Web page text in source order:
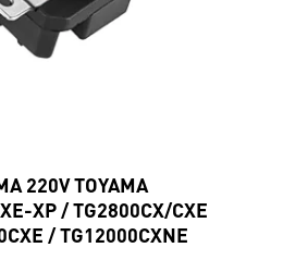
220V TOYAMA
XP / TG2800CX/CXE
/ TG12000CXNE